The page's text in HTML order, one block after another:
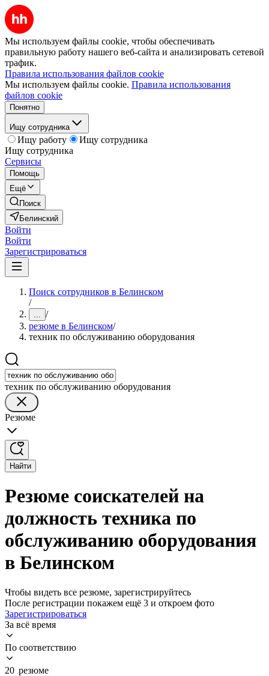
Мы используем файлы cookie, чтобы обеспечивать
правильную работу нашего веб-сайта и анализировать сетевой
трафик.
Правила использования файлов cookie
Мы используем файлы cookie. Правила использования
файлов cookie
Понятно
Ищу сотрудника
Ищу работу
Ищу сотрудника
Ищу сотрудника
Сервисы
Помощь
Ещё
Поиск
Белинский
Войти
Войти
Зарегистрироваться
Поиск сотрудников в Белинском
/
... /
резюме в Белинском/
техник по обслуживанию оборудования
техник по обслуживанию оборудования
Резюме
Найти
Резюме соискателей на
должность техника по
обслуживанию оборудования
в Белинском
Чтобы видеть все резюме, зарегистрируйтесь
После регистрации покажем ещё 3 и откроем фото
Зарегистрироваться
За всё время
По соответствию
20 резюме